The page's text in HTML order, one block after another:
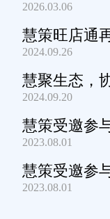
了！
2026.03.06
慧策旺店通
字化转型产
2024.09.26
慧聚生态，
态交流会深
2024.09.20
慧策受邀参
产品及服务
2023.08.01
慧策受邀参
产品及服务
2023.08.01